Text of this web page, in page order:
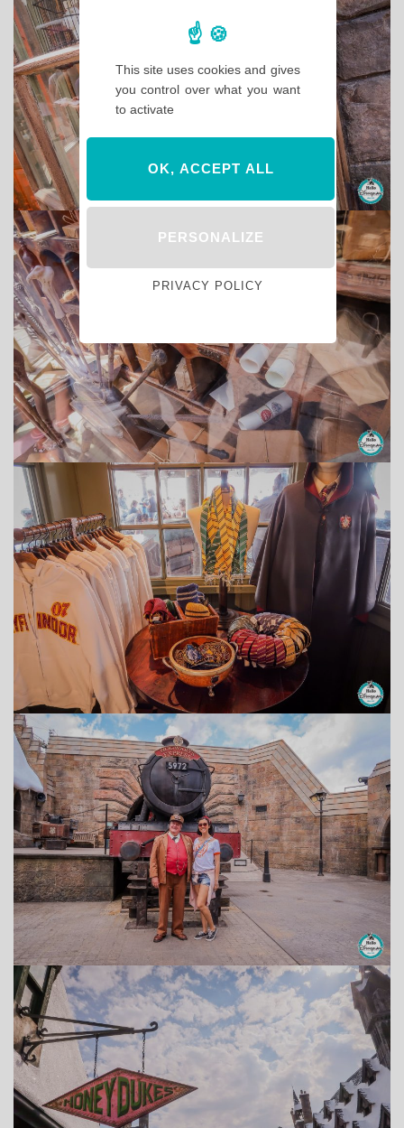
This site uses cookies and gives
you control over what you want
to activate
OK, ACCEPT ALL
PERSONALIZE
PRIVACY POLICY